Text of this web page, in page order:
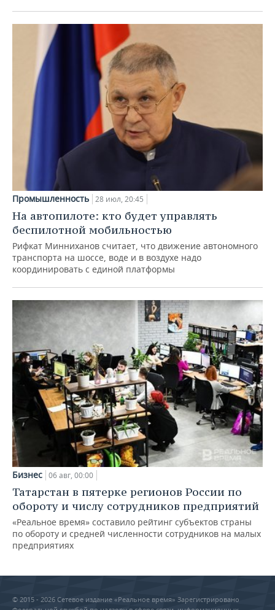
Промышленность 28 июл, 20:45
На автопилоте: кто будет управлять
беспилотной мобильностью
Рифкат Минниханов считает, что движение автономного
транспорта на шоссе, воде и в воздухе надо
координировать с единой платформы
Бизнес 06 авг, 00:00
Татарстан в пятерке регионов России по
обороту и числу сотрудников предприятий
«Реальное время» составило рейтинг субъектов страны
по обороту и средней численности сотрудников на малых
предприятиях
© 2015 - 2026 Сетевое издание «Реальное время» Зарегистрировано